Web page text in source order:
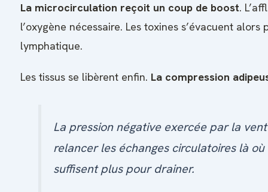
La microcirculation reçoit un coup de boost.
l’oxygène nécessaire. Les toxines s’évacuent alors
lymphatique.
Les tissus se libèrent enfin. La compression
La pression négative exercée par la
relancer les échanges circulatoires là où
suffisent plus pour drainer.